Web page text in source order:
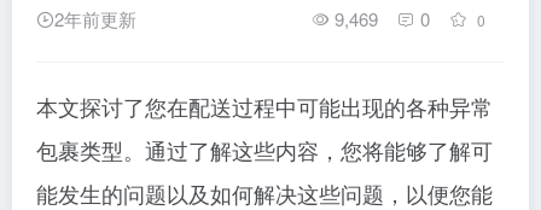
2年前更新 9,469 0 0
本文探讨了您在配送过程中可能出现的各种异常
包裹类型。通过了解这些内容，您将能够了解可
能发生的问题以及如何解决这些问题，以便您能